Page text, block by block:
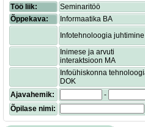
Töö liik:
Seminaritöö
Õppekava:
Informaatika BA
Infotehnoloogia
Inimese ja arvuti
interaktsioon MA
Infoühiskonna
DOK
Ajavahemik:
-
Õpilase nimi: